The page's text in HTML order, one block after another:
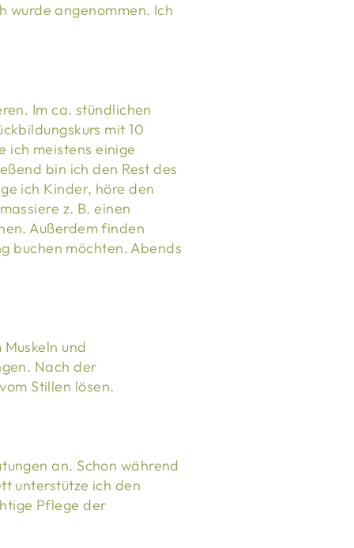
wurde angenommen. Ich
Im ca. stündlichen
mit 10
ich meistens einige
bin ich den Rest des
ich Kinder, höre den
z. B. einen
Außerdem finden
buchen möchten. Abends
und
Nach der
Stillen lösen.
an. Schon während
unterstütze ich den
Pflege der